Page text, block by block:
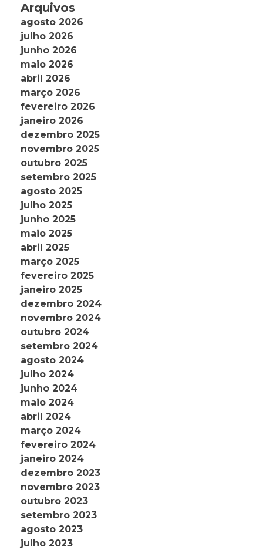
Arquivos
agosto 2026
julho 2026
junho 2026
maio 2026
abril 2026
março 2026
fevereiro 2026
janeiro 2026
dezembro 2025
novembro 2025
outubro 2025
setembro 2025
agosto 2025
julho 2025
junho 2025
maio 2025
abril 2025
março 2025
fevereiro 2025
janeiro 2025
dezembro 2024
novembro 2024
outubro 2024
setembro 2024
agosto 2024
julho 2024
junho 2024
maio 2024
abril 2024
março 2024
fevereiro 2024
janeiro 2024
dezembro 2023
novembro 2023
outubro 2023
setembro 2023
agosto 2023
julho 2023